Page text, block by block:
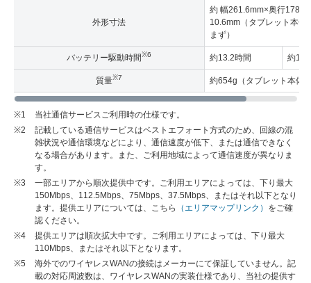
外形寸法
約 幅261.6mm×奥行
10.6mm（タブレット本体
まず）
バッテリー駆動時間※6 約13.2時間 約
質量※7 約654g（タブレット本体
※1
当社通信サービスご利用時の仕様です。
※2
記載している通信サービスはベストエフォート方式のため、回線の混
雑状況や通信環境などにより、通信速度が低下、または通信できなく
なる場合があります。また、ご利用地域によって通信速度が異なりま
す。
※3
一部エリアから順次提供中です。ご利用エリアによっては、下り最大
150Mbps、112.5Mbps、75Mbps、37.5Mbps、またはそれ以下となり
ます。提供エリアについては、こちら
（エリアマップリンク） をご確
認ください。
※4
提供エリアは順次拡大中です。ご利用エリアによっては、下り最大
110Mbps、またはそれ以下となります。
※5
海外でのワイヤレスWANの接続はメーカーにて保証していません。記
載の対応周波数は、ワイヤレスWANの実装仕様であり、当社の提供す